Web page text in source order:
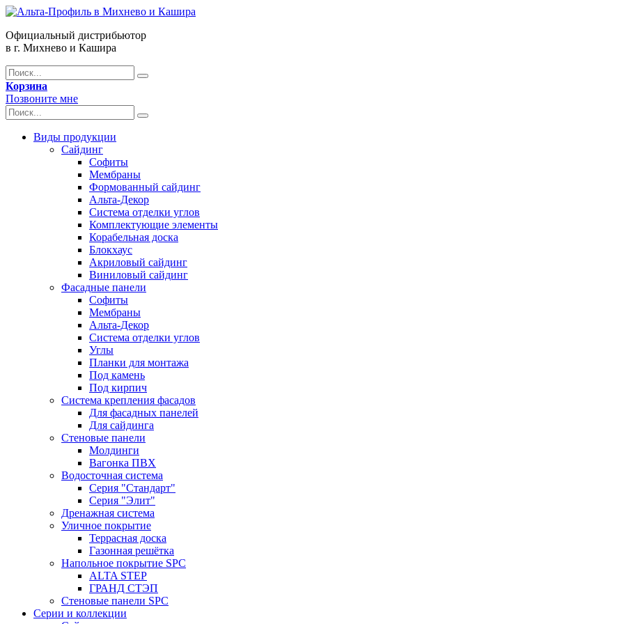
Официальный дистрибьютор
в г. Михнево и Кашира
Корзина
Позвоните мне
Виды продукции
Сайдинг
Софиты
Мембраны
Формованный сайдинг
Альта-Декор
Система отделки углов
Комплектующие элементы
Корабельная доска
Блокхаус
Акриловый сайдинг
Виниловый сайдинг
Фасадные панели
Софиты
Мембраны
Альта-Декор
Система отделки углов
Углы
Планки для монтажа
Под камень
Под кирпич
Система крепления фасадов
Для фасадных панелей
Для сайдинга
Стеновые панели
Молдинги
Вагонка ПВХ
Водосточная система
Серия "Стандарт"
Серия "Элит"
Дренажная система
Уличное покрытие
Террасная доска
Газонная решётка
Напольное покрытие SPC
ALTA STEP
ГРАНД СТЭП
Стеновые панели SPC
Серии и коллекции